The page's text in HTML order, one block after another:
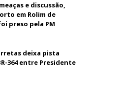
e discussão,
em Rolim de
preso pela PM
deixa pista
364 entre Presidente